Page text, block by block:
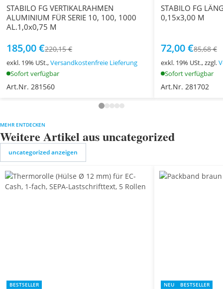
STABILO FG VERTIKALRAHMEN
ALUMINIUM FÜR SERIE 10, 100, 1000
AL.1,0x0,75 M
185,00 €220,15 €
exkl. 19% USt.,Versandkostenfreie Lieferung
Sofort verfügbar
Art.Nr. 281560
STABILO FG
0,15x3,00 M
72,00 €85,68 €
exkl. 19% USt., zzgl.
Sofort verfügbar
Art.Nr. 281702
MEHR ENTDECKEN
Weitere Artikel aus uncategorized
uncategorized anzeigen
BESTSELLER NEU BESTSELLER